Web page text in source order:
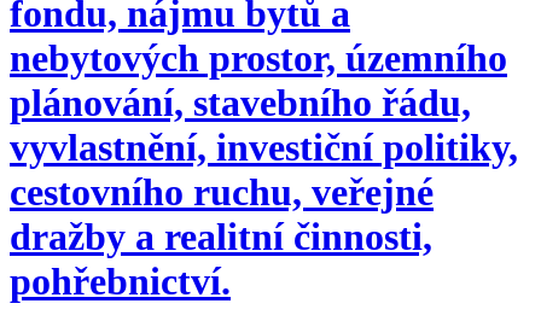
fondu, nájmu bytů a
nebytových prostor, územního
plánování, stavebního řádu,
vyvlastnění, investiční politiky,
cestovního ruchu, veřejné
dražby a realitní činnosti,
pohřebnictví.